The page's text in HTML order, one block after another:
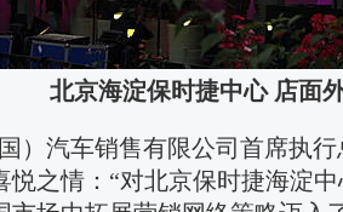
北京海淀保时捷中心 店面
）汽车销售有限公司首席执
悦之情：“对北京保时捷海淀